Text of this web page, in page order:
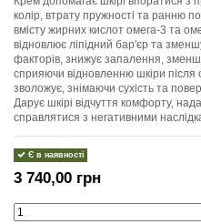
колір, втрату пружності та ранню
вмісту жирних кислот омега-3 та
відновлює ліпідний бар'єр та
факторів, знижує запалення,
сприяючи відновленню шкіри після
зволожує, знімаючи сухість та
Дарує шкірі відчуття комфорту,
справлятися з негативними
Є в наявності
3 740,00 грн